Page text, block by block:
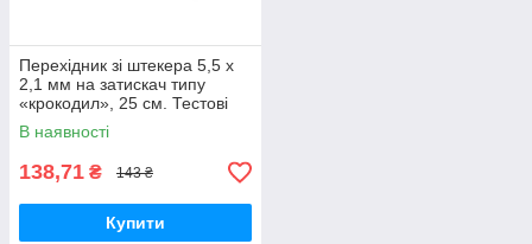
Перехідник зі штекера 5,5 х
2,1 мм на затискач типу
«крокодил», 25 см. Тестові
дроти, універсальний
адаптер
В наявності
138,71 ₴ 143 ₴
Купити